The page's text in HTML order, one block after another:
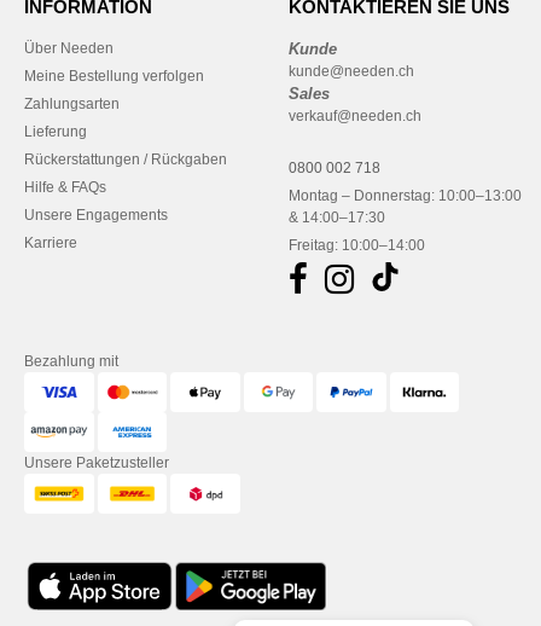
INFORMATION
Über Needen
Meine Bestellung verfolgen
Zahlungsarten
Lieferung
Rückerstattungen / Rückgaben
Hilfe & FAQs
Unsere Engagements
Karriere
KONTAKTIEREN SIE UNS
Kunde
kunde@needen.ch
Sales
verkauf@needen.ch
0800 002 718
Montag – Donnerstag: 10:00–13:00
& 14:00–17:30
Freitag: 10:00–14:00
Bezahlung mit
Unsere Paketzusteller